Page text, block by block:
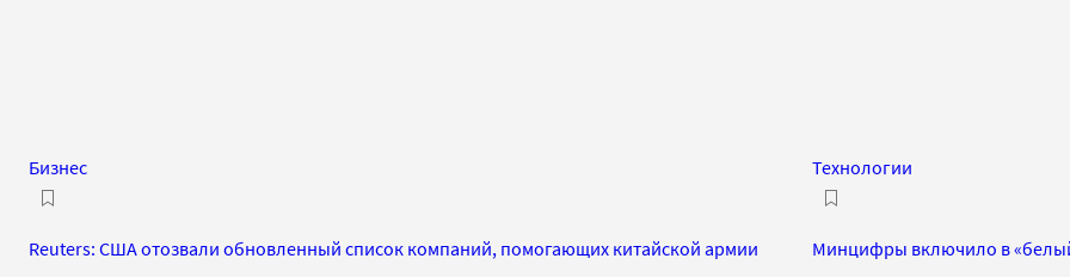
Бизнес
Reuters: США отозвали обновленный список компаний, помогающих китайской армии
Технологии
Минцифры включило в